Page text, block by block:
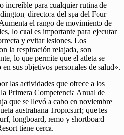
increíble para cualquier rutina de
directora del spa del Four
el rango de movimiento de
lo cual es importante para ejecutar
y evitar lesiones. Los
la respiración relajada, son
lo que permite que el atleta se
sus objetivos personales de salud».
las actividades que ofrece a los
Primera Competencia Anual de
que se llevó a cabo en noviembre
australiana Tropicsurf; que les
longboard, remo y shortboard
tiene cerca.